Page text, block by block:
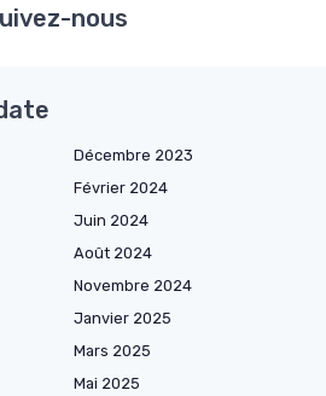
nous
Décembre 2023
Février 2024
Juin 2024
Août 2024
Novembre 2024
Janvier 2025
Mars 2025
Mai 2025